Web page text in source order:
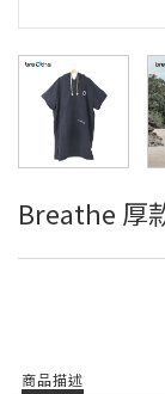
Breathe 厚
商品描述